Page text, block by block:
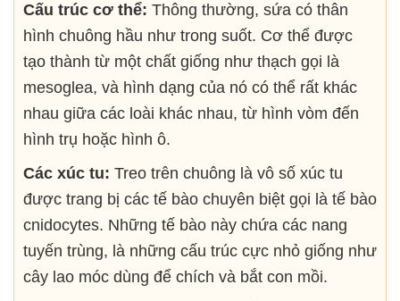
Cấu trúc cơ thể: Thông thường, sứa có thân
hình chuông hầu như trong suốt. Cơ thể được
tạo thành từ một chất giống như thạch gọi là
mesoglea, và hình dạng của nó có thể rất khác
nhau giữa các loài khác nhau, từ hình vòm đến
hình trụ hoặc hình ô.
Các xúc tu: Treo trên chuông là vô số xúc tu
được trang bị các tế bào chuyên biệt gọi là tế bào
cnidocytes. Những tế bào này chứa các nang
tuyến trùng, là những cấu trúc cực nhỏ giống như
cây lao móc dùng để chích và bắt con mồi.